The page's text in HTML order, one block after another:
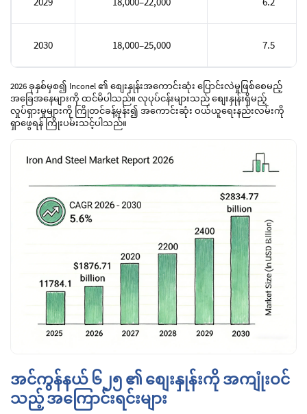
2030 18,000–25,000 7.5
2026 ခုနှစ်မှစ၍ Inconel ၏ စျေးနှုန်းအကောင်းဆုံး ပြောင်းလဲမှုဖြစ်စေမည့်
အခြေအနေများကို ထင်မိပါသည်။ လုပုပ်ငန်းများသည် စျေးနှုန်းရှိမည့်
လှုပ်ရှားမှုများကို ကြိုတင်ခန့်မှန်း၍ အကောင်းဆုံး ဝယ်ယူရေးနည်းလမ်းကို
ရှာဖွေရန် ကြိုးပမ်းသင့်ပါသည်။
အင်ကွန်နယ် ၆၂၅ ၏ စျေးနှုန်းကို အကျုံးဝင်
သည့် အကြောင်းရင်းများ